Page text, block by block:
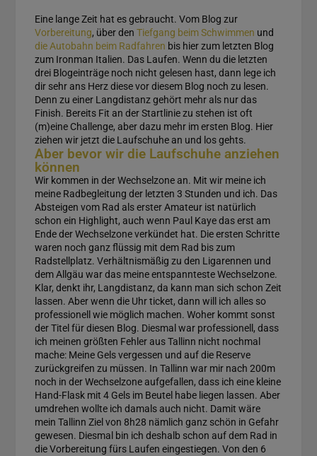
Eine lange Zeit hat es gebraucht. Vom Blog zur
Vorbereitung, über den Tiefgang beim Schwimmen und
die Autobahn beim Radfahren bis hier zum letzten Blog
zum Ironman Italien. Das Laufen. Wenn du die letzten
drei Blogeinträge noch nicht gelesen hast, dann lege ich
dir sehr ans Herz diese vor diesem Blog noch zu lesen.
Denn zu einer Langdistanz gehört mehr als nur das
Finish. Bereits Fit an der Startlinie zu stehen ist oft
(m)eine Challenge, aber dazu mehr im ersten Blog. Hier
ziehen wir jetzt die Laufschuhe an und los gehts.
Aber bevor wir die Laufschuhe anziehen
können
Wir kommen in der Wechselzone an. Mit wir meine ich
meine Radbegleitung der letzten 3 Stunden und ich. Das
Absteigen vom Rad als erster Amateur ist natürlich
schon ein Highlight, auch wenn Paul Kaye das erst am
Ende der Wechselzone verkündet hat. Die ersten Schritte
waren noch ganz flüssig mit dem Rad bis zum
Radstellplatz. Verhältnismäßig zu den Ligarennen und
dem Allgäu war das meine entspannteste Wechselzone.
Klar, denkt ihr, Langdistanz, da kann man sich schon Zeit
lassen. Aber wenn die Uhr ticket, dann will ich alles so
professionell wie möglich machen. Woher kommt sonst
der Titel für diesen Blog. Diesmal war professionell, dass
ich meinen größten Fehler aus Tallinn nicht nochmal
mache: Meine Gels vergessen und auf die Reserve
zurückgreifen zu müssen. In Tallinn war mir nach 200m
noch in der Wechselzone aufgefallen, dass ich eine kleine
Hand-Flask mit 4 Gels im Beutel habe liegen lassen. Aber
umdrehen wollte ich damals auch nicht. Damit wäre
mein Tallinn Ziel von 8h28 nämlich ganz schön in Gefahr
gewesen. Diesmal bin ich deshalb schon auf dem Rad in
die Vorbereitung fürs Laufen eingestiegen. Von den 6